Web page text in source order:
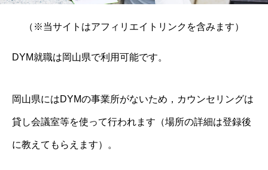
（※当サイトはアフィリエイトリンクを含みます）
DYM就職は岡山県で利用可能です。
岡山県にはDYMの事業所がないため，カウンセリングは
貸し会議室等を使って行われます（場所の詳細は登録後
に教えてもらえます）。